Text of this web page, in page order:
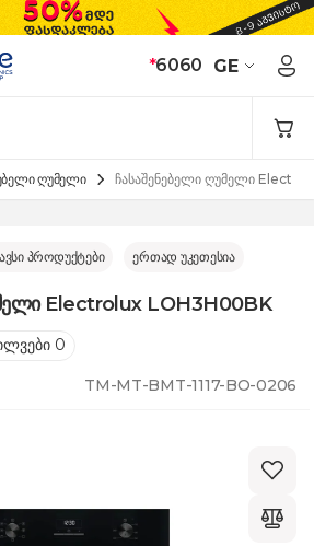
*6060 GE
ღუმელი ჩასაშენებელი ღუმელი
პროდუქტები ერთად უკეთესია
Electrolux LOH3H00BK
0
TM-MT-BMT-1117-BO-0206